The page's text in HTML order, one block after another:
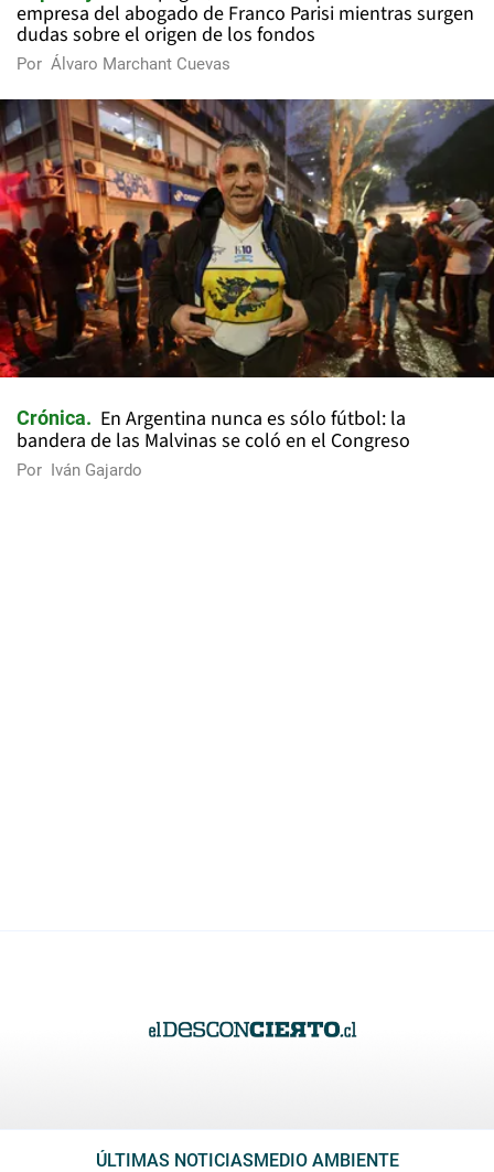
empresa del abogado de Franco Parisi mientras surgen
dudas sobre el origen de los fondos
Por Álvaro Marchant Cuevas
Crónica
En Argentina nunca es sólo fútbol: la
bandera de las Malvinas se coló en el Congreso
Por Iván Gajardo
ÚLTIMAS NOTICIASMEDIO AMBIENTE